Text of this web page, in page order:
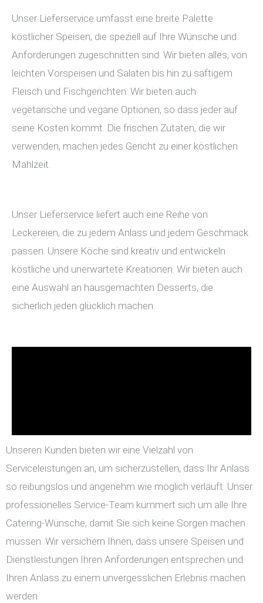
Unser Lieferservice umfasst eine breite Palette
köstlicher Speisen, die speziell auf Ihre Wünsche und
Anforderungen zugeschnitten sind. Wir bieten alles, von
leichten Vorspeisen und Salaten bis hin zu saftigem
Fleisch und Fischgerichten. Wir bieten auch
vegetarische und vegane Optionen, so dass jeder auf
seine Kosten kommt. Die frischen Zutaten, die wir
verwenden, machen jedes Gericht zu einer köstlichen
Mahlzeit.
Unser Lieferservice liefert auch eine Reihe von
Leckereien, die zu jedem Anlass und jedem Geschmack
passen. Unsere Köche sind kreativ und entwickeln
köstliche und unerwartete Kreationen. Wir bieten auch
eine Auswahl an hausgemachten Desserts, die
sicherlich jeden glücklich machen.
Unseren Kunden bieten wir eine Vielzahl von
Serviceleistungen an, um sicherzustellen, dass Ihr Anlass
so reibungslos und angenehm wie möglich verläuft. Unser
professionelles Service-Team kümmert sich um alle Ihre
Catering-Wünsche, damit Sie sich keine Sorgen machen
müssen. Wir versichern Ihnen, dass unsere Speisen und
Dienstleistungen Ihren Anforderungen entsprechen und
Ihren Anlass zu einem unvergesslichen Erlebnis machen
werden.